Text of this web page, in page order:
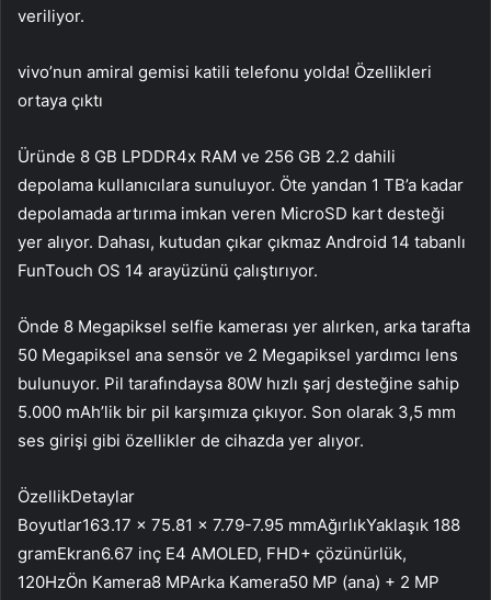
veriliyor.
vivo’nun amiral gemisi katili telefonu yolda! Özellikleri
ortaya çıktı
Üründe 8 GB LPDDR4x RAM ve 256 GB 2.2 dahili
depolama kullanıcılara sunuluyor. Öte yandan 1 TB’a kadar
depolamada artırıma imkan veren MicroSD kart desteği
yer alıyor. Dahası, kutudan çıkar çıkmaz Android 14 tabanlı
FunTouch OS 14 arayüzünü çalıştırıyor.
Önde 8 Megapiksel selfie kamerası yer alırken, arka tarafta
50 Megapiksel ana sensör ve 2 Megapiksel yardımcı lens
bulunuyor. Pil tarafındaysa 80W hızlı şarj desteğine sahip
5.000 mAh’lik bir pil karşımıza çıkıyor. Son olarak 3,5 mm
ses girişi gibi özellikler de cihazda yer alıyor.
ÖzellikDetaylar
Boyutlar163.17 x 75.81 x 7.79-7.95 mmAğırlıkYaklaşık 188
gramEkran6.67 inç E4 AMOLED, FHD+ çözünürlük,
120HzÖn Kamera8 MPArka Kamera50 MP (ana) + 2 MP